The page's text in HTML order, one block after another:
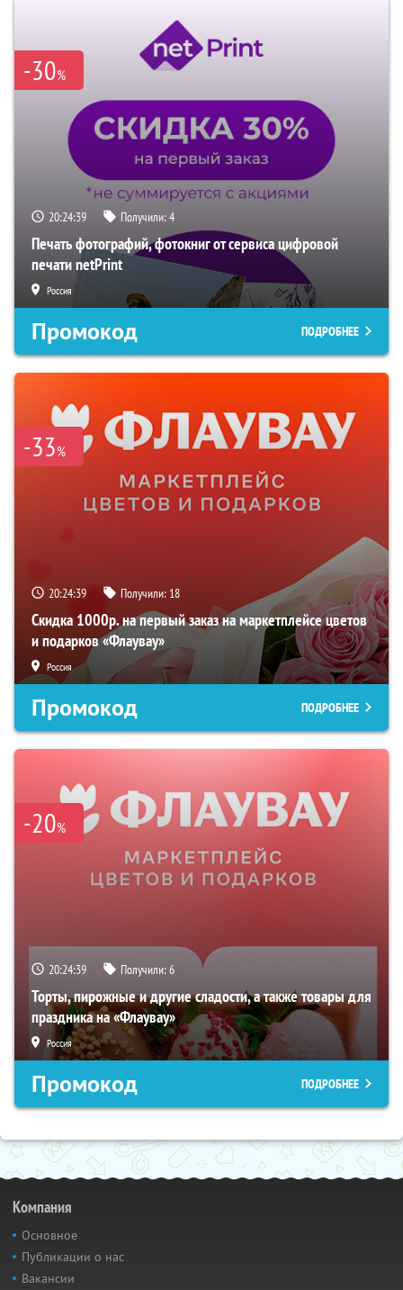
-30%
20:24:38 Получили:4
Печать фотографий, фотокниг от сервиса цифровой
печати netPrint
Россия
Промокод ПОДРОБНЕЕ
-33%
20:24:38 Получили: 18
Скидка 1000р. на первый заказ на маркетплейсе цветов
и подарков «Флаувау»
Россия
Промокод ПОДРОБНЕЕ
-20%
20:24:38 Получили:6
Торты, пирожные и другие сладости, а также товары для
праздника на «Флаувау»
Россия
Промокод ПОДРОБНЕЕ
Компания
Основное
Публикации о нас
Вакансии